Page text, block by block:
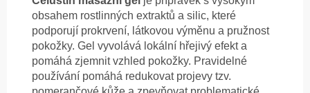
obsahem rostlinných extraktů a silic, které
podporují prokrvení, látkovou výměnu a pružnost
pokožky. Gel vyvolává lokální hřejivý efekt a
pomáhá zjemnit vzhled pokožky. Pravidelné
používání pomáhá redukovat projevy tzv.